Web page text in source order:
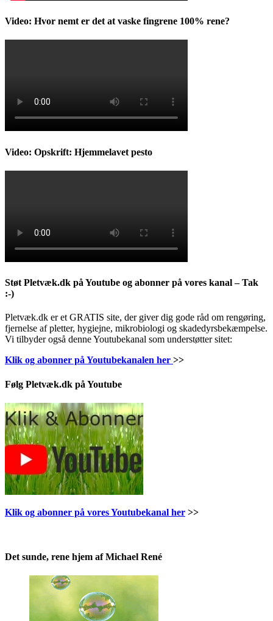
Video: Hvor nemt er det at vaske fingrene 100% rene?
Video: Opskrift: Hjemmelavet pesto
Støt Pletvæk.dk på Youtube og abonner på vores kanal – Tak
:-)
Pletvæk.dk er et GRATIS site, der giver dig gode råd om rengøring,
fjernelse af pletter, hygiejne, mikrobiologi og skadedyrsbekæmpelse.
Vi tilbyder også denne Youtubekanal som understøtter sitet:
Klik og abonner på Youtubekanalen her >>
Følg Pletvæk.dk på Youtube
Klik og abonner på vores Youtubekanal her >>
Det sunde, rene hjem af Michael René